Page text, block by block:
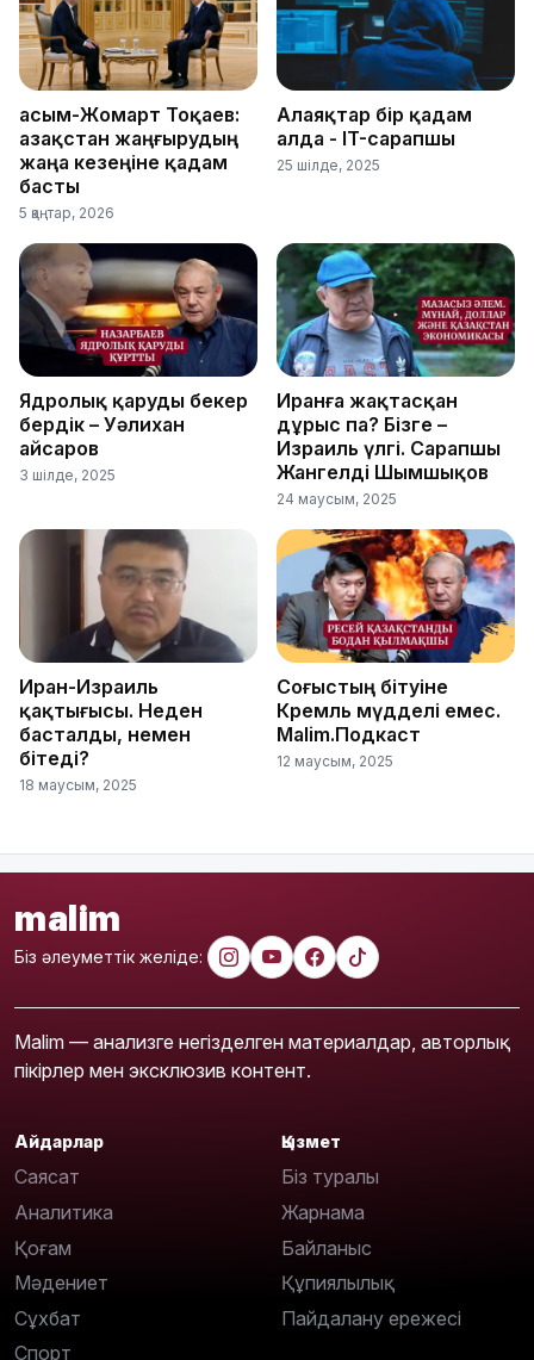
Қасым-Жомарт Тоқаев:
Қазақстан жаңғырудың
жаңа кезеңіне қадам
басты
5 қаңтар, 2026
Алаяқтар бір қадам
алда - IT-сарапшы
25 шілде, 2025
Ядролық қаруды бекер
бердік – Уәлихан
Қайсаров
3 шілде, 2025
Иранға жақтасқан
дұрыс па? Бізге –
Израиль үлгі. Сарапшы
Жангелді Шымшықов
24 маусым, 2025
Иран-Израиль
қақтығысы. Неден
басталды, немен
бітеді?
18 маусым, 2025
Соғыстың бітуіне
Кремль мүдделі емес.
Malim.Подкаст
12 маусым, 2025
malim
Біз әлеуметтік желіде:
Malim — анализге негізделген материалдар, авторлық
пікірлер мен эксклюзив контент.
Айдарлар
Саясат
Аналитика
Қоғам
Мәдениет
Сұхбат
Спорт
Қызмет
Біз туралы
Жарнама
Байланыс
Құпиялылық
Пайдалану ережесі